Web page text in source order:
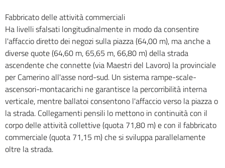
Fabbricato delle attività commerciali
Ha livelli sfalsati longitudinalmente in modo da consentire
l'affaccio diretto dei negozi sulla piazza (64,00 m), ma anche a
diverse quote (64,60 m, 65,65 m, 66,80 m) della strada
ascendente che connette (via Maestri del Lavoro) la provinciale
per Camerino all'asse nord-sud. Un sistema rampe-scale-
ascensori-montacarichi ne garantisce la percorribilità interna
verticale, mentre ballatoi consentono l'affaccio verso la piazza o
la strada. Collegamenti pensili lo mettono in continuità con il
corpo delle attività collettive (quota 71,80 m) e con il fabbricato
commerciale (quota 71,15 m) che si sviluppa parallelamente
oltre la strada.